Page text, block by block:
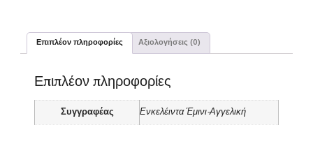
Επιπλέον πληροφορίες Αξιολογήσεις (0)
Επιπλέον πληροφορίες
Συγγραφέας Ενκελέιντα Έμινι-Αγγελική